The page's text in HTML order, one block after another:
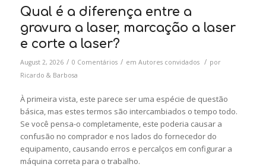
Qual é a diferença entre a
gravura a laser, marcação a laser
e corte a laser?
August 2, 2026 / 0 Comentários / em Autores convidados / por
Ricardo & Barbosa
À primeira vista, este parece ser uma espécie de questão
básica, mas estes termos são intercambiados o tempo todo.
Se você pensa-o completamente, este poderia causar a
confusão no comprador e nos lados do fornecedor do
equipamento, causando erros e percalços em configurar a
máquina correta para o trabalho.